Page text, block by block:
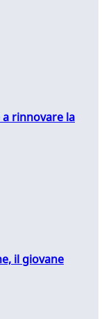
rinnovare la
il giovane